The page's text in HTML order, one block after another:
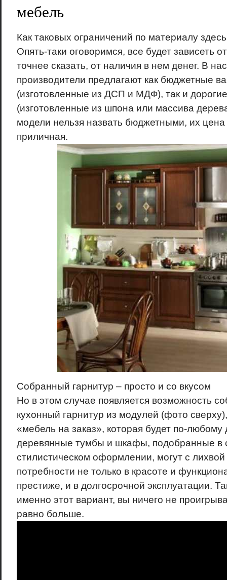
мебель
Как таковых ограничений по материалу
Опять-таки оговоримся, все будет зависеть
точнее сказать, от наличия в нем денег. В
производители предлагают как бюджетные
(изготовленные из ДСП и МДФ), так и
(изготовленные из шпона или массива
модели нельзя назвать бюджетными, их цена
приличная.
Собранный гарнитур – просто и со вкусом
Но в этом случае появляется возможность
кухонный гарнитур из модулей (фото
«мебель на заказ», которая будет по-
деревянные тумбы и шкафы, подобранные в
стилистическом оформлении, могут с
потребности не только в красоте и
престиже, и в долгосрочной эксплуатации.
именно этот вариант, вы ничего не
равно больше.